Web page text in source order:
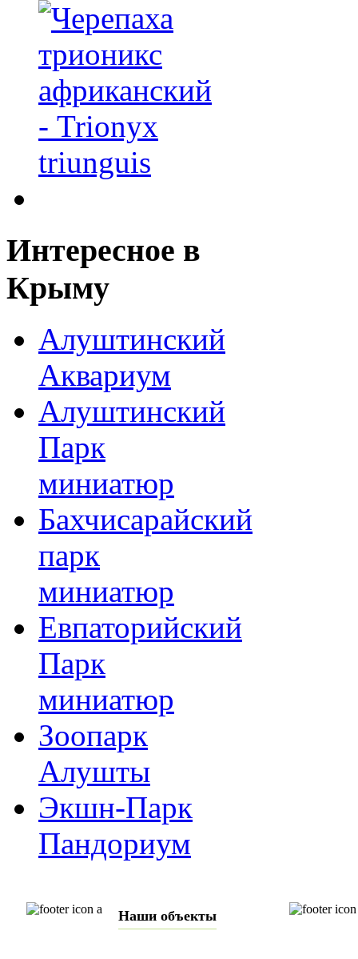
Интересное в
Крыму
Алуштинский
Аквариум
Алуштинский
Парк
миниатюр
Бахчисарайский
парк
миниатюр
Евпаторийский
Парк
миниатюр
Зоопарк
Алушты
Экшн-Парк
Пандориум
Наши объекты